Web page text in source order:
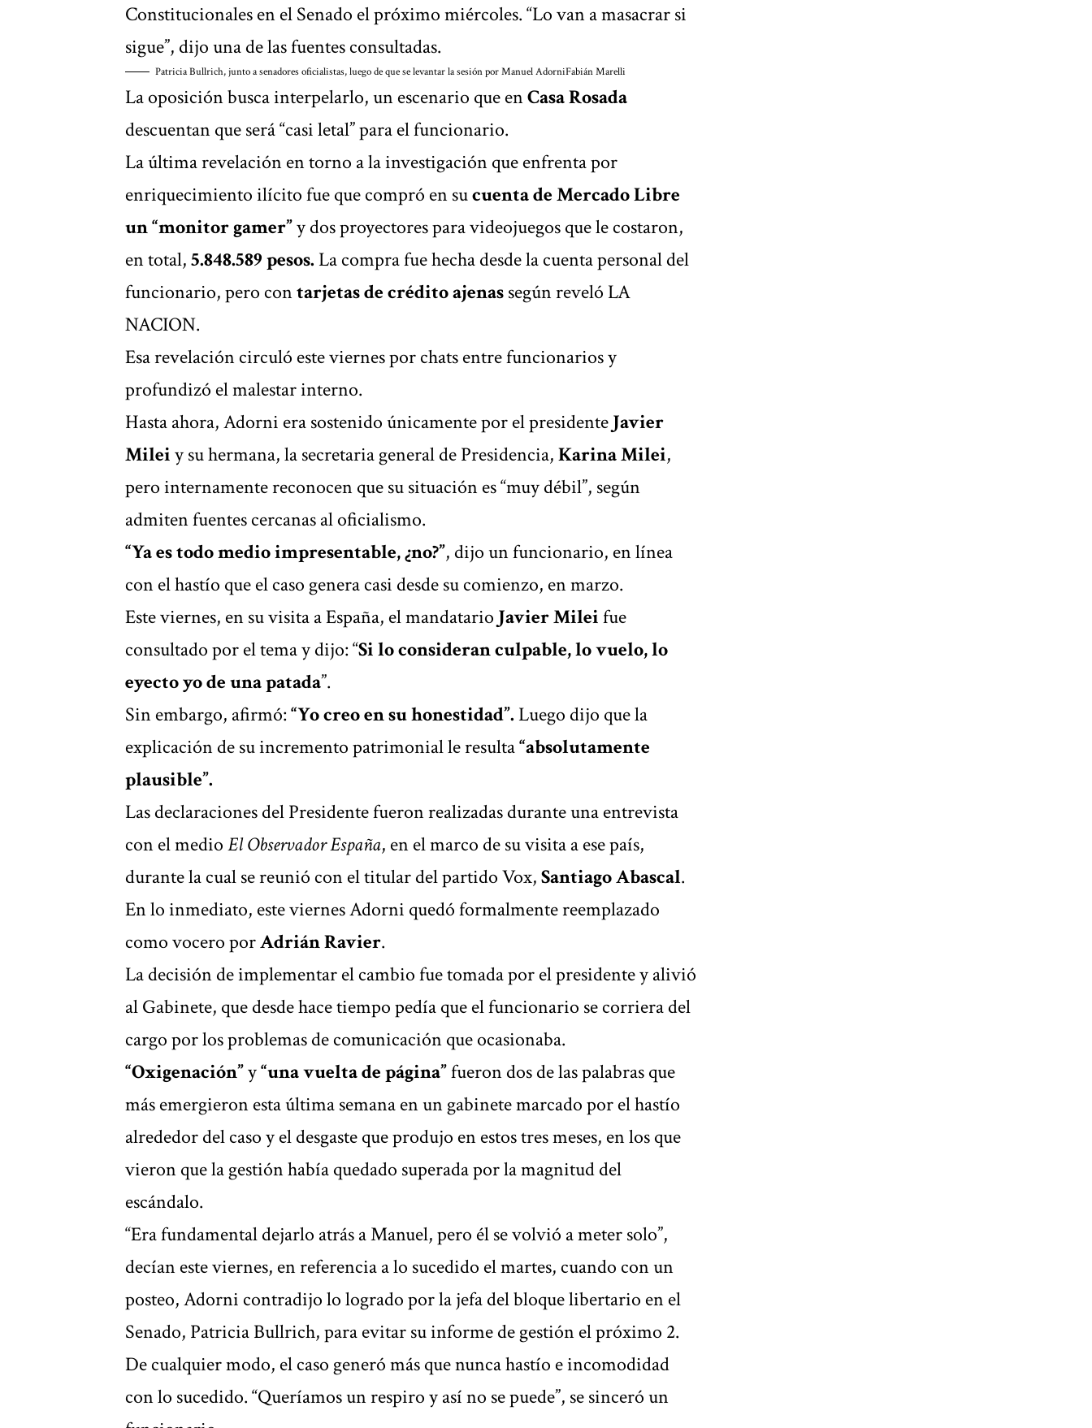
Constitucionales en el Senado el próximo miércoles. “Lo van a masacrar si
sigue”, dijo una de las fuentes consultadas.
Patricia Bullrich, junto a senadores oficialistas, luego de que se levantar la sesión por Manuel AdorniFabián Marelli
La oposición busca interpelarlo, un escenario que enCasa Rosada
descuentan que será “casi letal” para el funcionario.
La última revelación en torno a la investigación que enfrenta por
enriquecimiento ilícito fue que compró en sucuenta de Mercado Libre
un “monitor gamer”y dos proyectores para videojuegos que le costaron,
en total,5.848.589 pesos. La compra fue hecha desde la cuenta personal del
funcionario, pero contarjetas de crédito ajenassegúnreveló LA
NACION.
Esa revelación circuló este viernes por chats entre funcionarios y
profundizó el malestar interno.
Hasta ahora, Adorni era sostenido únicamente por el presidenteJavier
Mileiy su hermana, la secretaria general de Presidencia,Karina Milei,
pero internamente reconocen que su situación es “muy débil”, según
admiten fuentes cercanas al oficialismo.
“Ya es todo medio impresentable, ¿no?”, dijo un funcionario, en línea
con el hastío que el caso genera casi desde su comienzo, en marzo.
Este viernes, en su visita a España, el mandatario Javier Mileifue
consultado por el tema y dijo: “Si lo consideran culpable, lo vuelo, lo
eyecto yo de una patada”.
Sin embargo, afirmó:“Yo creo en su honestidad”. Luego dijo que la
explicación de su incremento patrimonial le resulta“absolutamente
plausible”.
Las declaraciones del Presidente fueron realizadas durante una entrevista
con el medioEl Observador España, en el marco de su visita a ese país,
durante la cual se reunió con el titular del partido Vox,Santiago Abascal.
En lo inmediato, este viernes Adorni quedó formalmente reemplazado
como vocero porAdrián Ravier.
La decisión de implementar el cambio fue tomada por el presidente y alivió
al Gabinete, que desde hace tiempo pedía que el funcionario se corriera del
cargo por los problemas de comunicación que ocasionaba.
“Oxigenación”y“una vuelta de página”fueron dos de las palabras que
más emergieron esta última semana en un gabinete marcado por el hastío
alrededor del caso y el desgaste que produjo en estos tres meses, en los que
vieron que la gestión había quedado superada por la magnitud del
escándalo.
“Era fundamental dejarlo atrás a Manuel, pero él se volvió a meter solo”,
decían este viernes, en referencia a lo sucedido el martes, cuando con un
posteo, Adorni contradijo lo logrado por la jefa del bloque libertario en el
Senado, Patricia Bullrich, para evitar su informe de gestión el próximo 2.
De cualquier modo, el caso generó más que nunca hastío e incomodidad
con lo sucedido. “Queríamos un respiro y así no se puede”, se sinceró un